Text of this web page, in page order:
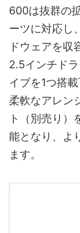
600は抜群の
ーツに対応し
ドウェアを収
2.5インチド
イブを1つ搭
柔軟なアレン
ト（別売り）
能となり、よ
ます。